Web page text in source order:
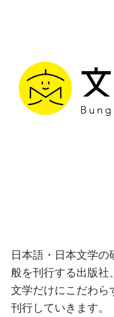
日本語・日本文学
般を刊行する出版社
文学だけにこだわら
刊行していきます。